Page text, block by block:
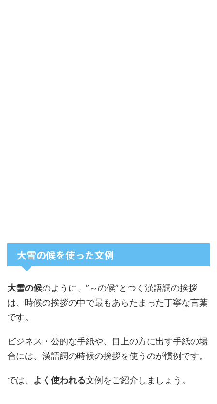
大雪の候を使った文例
大雪の候のように、”～の候”とつく漢語調の挨拶
は、時候の挨拶の中で最もあらたまった丁寧な言葉
です。
ビジネス・公的な手紙や、目上の方に出す手紙の場
合には、漢語調の時候の挨拶を使うのが慣例です。
では、 よく使われる文例をご紹介しましょう。